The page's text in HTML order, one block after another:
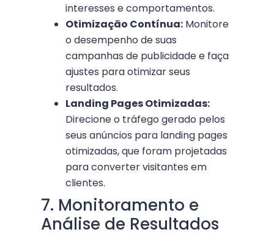
interesses e comportamentos.
Otimização Contínua: Monitore
o desempenho de suas
campanhas de publicidade e faça
ajustes para otimizar seus
resultados.
Landing Pages Otimizadas:
Direcione o tráfego gerado pelos
seus anúncios para landing pages
otimizadas, que foram projetadas
para converter visitantes em
clientes.
7. Monitoramento e
Análise de Resultados